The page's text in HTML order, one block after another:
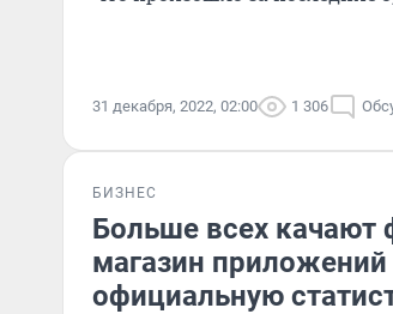
31 декабря, 2022, 02:00 1 306
БИЗНЕС
Больше всех качают
магазин
официальную